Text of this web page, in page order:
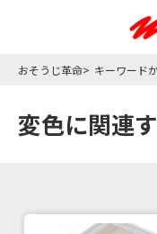
おそうじ革命 キーワード
変色に関連